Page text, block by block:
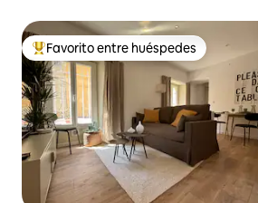
De los mejores en Favorito entre
Favorito entre huéspedes